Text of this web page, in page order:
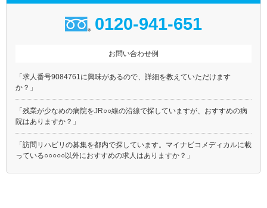
0120-941-651
お問い合わせ例
「求人番号9084761に興味があるので、詳細を教えていただけます
か？」
「残業が少なめの病院をJR○○線の沿線で探していますが、おすすめの病
院はありますか？」
「訪問リハビリの募集を都内で探しています。マイナビコメディカルに載
っている○○○○○以外におすすめの求人はありますか？」